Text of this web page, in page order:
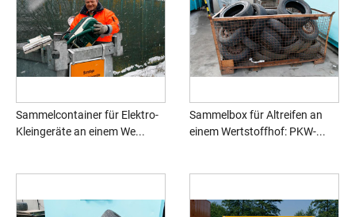
Sammelcontainer für Elektro-
Kleingeräte an einem We...
Sammelbox für Altreifen an
einem Wertstoffhof: PKW-...